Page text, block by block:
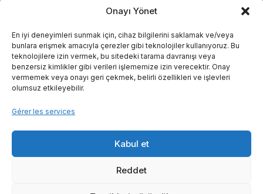
Onayı Yönet
En iyi deneyimleri sunmak için, cihaz bilgilerini saklamak ve/veya
bunlara erişmek amacıyla çerezler gibi teknolojiler kullanıyoruz. Bu
teknolojilere izin vermek, bu sitedeki tarama davranışı veya
benzersiz kimlikler gibi verileri işlememize izin verecektir. Onay
vermemek veya onayı geri çekmek, belirli özellikleri ve işlevleri
olumsuz etkileyebilir.
Gérer les services
Kabul et
Reddet
Page d’accueil
À propos de nous
Kalite politikamız
Communication